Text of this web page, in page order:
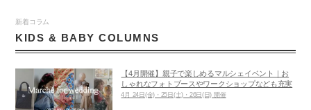
新着コラム
KIDS & BABY COLUMNS
【4月開催】親子で楽しめるマルシェイベント｜お
しゃれなフォトブースやワークショップなども充実
4月 24日(金)・25日(土)・26日(日) 開催